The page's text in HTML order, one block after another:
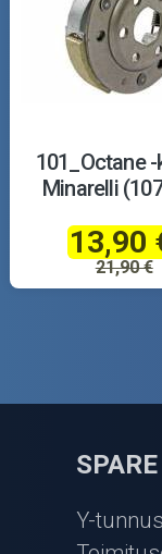
101_Octane
Minarelli
13,90
21,90 €
Y-